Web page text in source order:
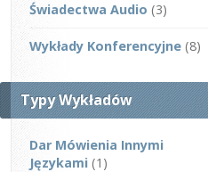
Świadectwa Audio (3)
Wykłady Konferencyjne (8)
Typy Wykładów
Dar Mówienia Innymi
Językami (1)